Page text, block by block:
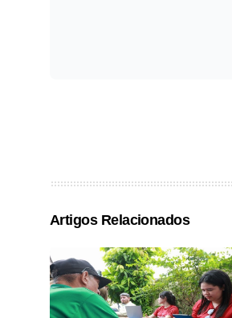
Artigos Relacionados